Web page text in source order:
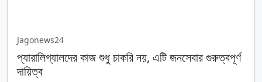
Jagonews24
প্যারালিগ্যালদের কাজ শুধু চাকরি নয়, এটি জনসেবার গুরুত্বপূর্ণ
দায়িত্ব